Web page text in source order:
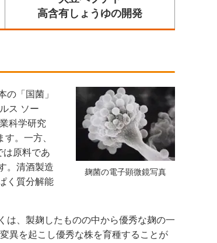
高含有しょうゆの開発
麹菌の電子顕微鏡写真
「国菌」
ス ソー
科学研究
。一方、
は原料であ
。清酒製造
く質分解能
は、製麹したものの中から優秀な麹の一
異を起こし優秀な株を育種することが